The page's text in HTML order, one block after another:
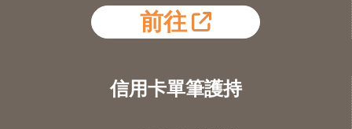
前往
信用卡單筆護持